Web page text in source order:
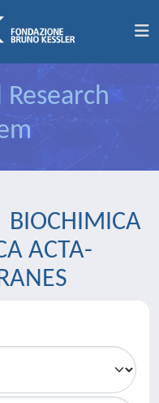
ACTA-